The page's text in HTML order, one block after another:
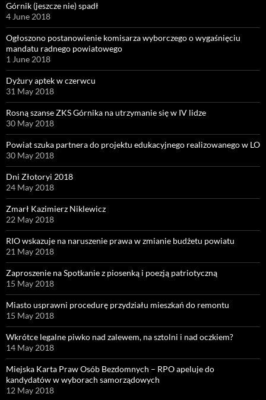
Górnik (jeszcze nie) spadł
4 June 2018
Ogłoszono postanowienie komisarza wyborczego o wygaśnięciu
mandatu radnego powiatowego
1 June 2018
Dyżury aptek w czerwcu
31 May 2018
Rosną szanse ZKS Górnika na utrzymanie się w IV lidze
30 May 2018
Powiat szuka partnera do projektu edukacyjnego realizowanego w LO
30 May 2018
Dni Złotoryi 2018
24 May 2018
Zmarł Kazimierz Niklewicz
22 May 2018
RIO wskazuje na naruszenie prawa w zmianie budżetu powiatu
21 May 2018
Zaproszenie na Spotkanie z piosenką i poezją patriotyczną
15 May 2018
Miasto usprawni procedurę przydziału mieszkań do remontu
15 May 2018
Wkrótce legalne piwko nad zalewem, na sztolni i nad oczkiem?
14 May 2018
Miejska Karta Praw Osób Bezdomnych – RPO apeluje do
kandydatów w wyborach samorządowych
12 May 2018